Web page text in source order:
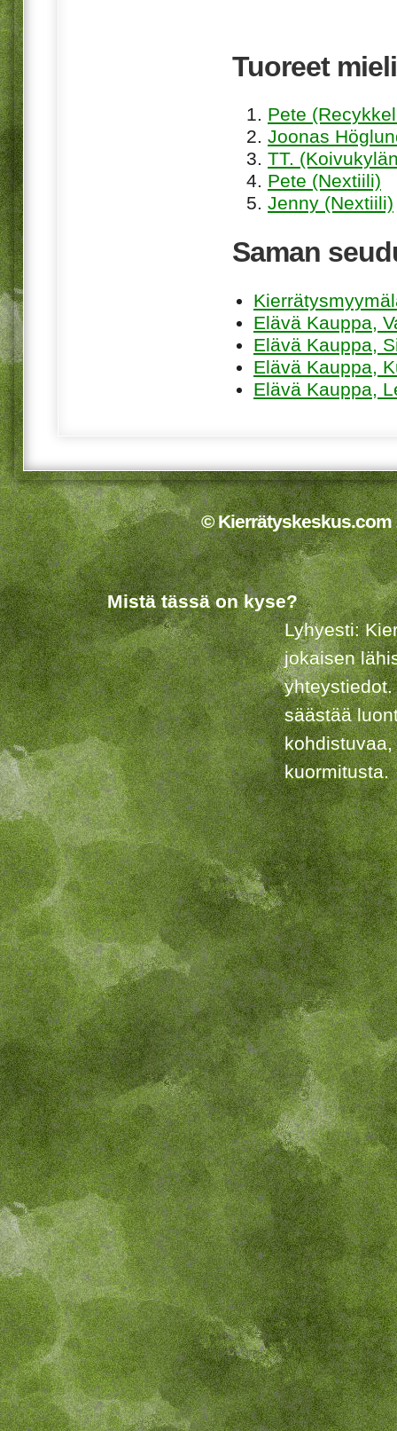
Tuoreet
Pete
Joonas
TT.
Pete (Nextiili)
Jenny (Nextiili)
Saman
Elävä Kauppa,
Elävä Kauppa,
Elävä Kauppa,
Elävä Kauppa,
© Kierrätyskeskus.com
Mistä tässä on kyse?
Lyhyesti:
jokaisen
säästää
kuormitusta.